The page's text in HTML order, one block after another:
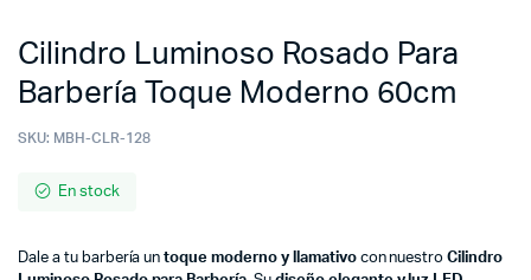
Cilindro Luminoso Rosado Para
Barbería Toque Moderno 60cm
SKU: MBH-CLR-128
En stock
Dale a tu barbería untoque moderno y llamativocon nuestroCilindro